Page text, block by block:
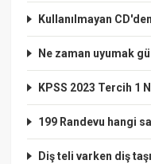
Kullanılmayan
Ne zaman uyumak
KPSS 2023 Tercih 1
199 Randevu hangi
Diş teli varken diş